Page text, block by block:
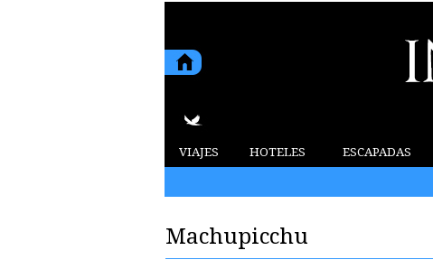
VIAJES HOTELES ESCAPADAS
Machupicchu